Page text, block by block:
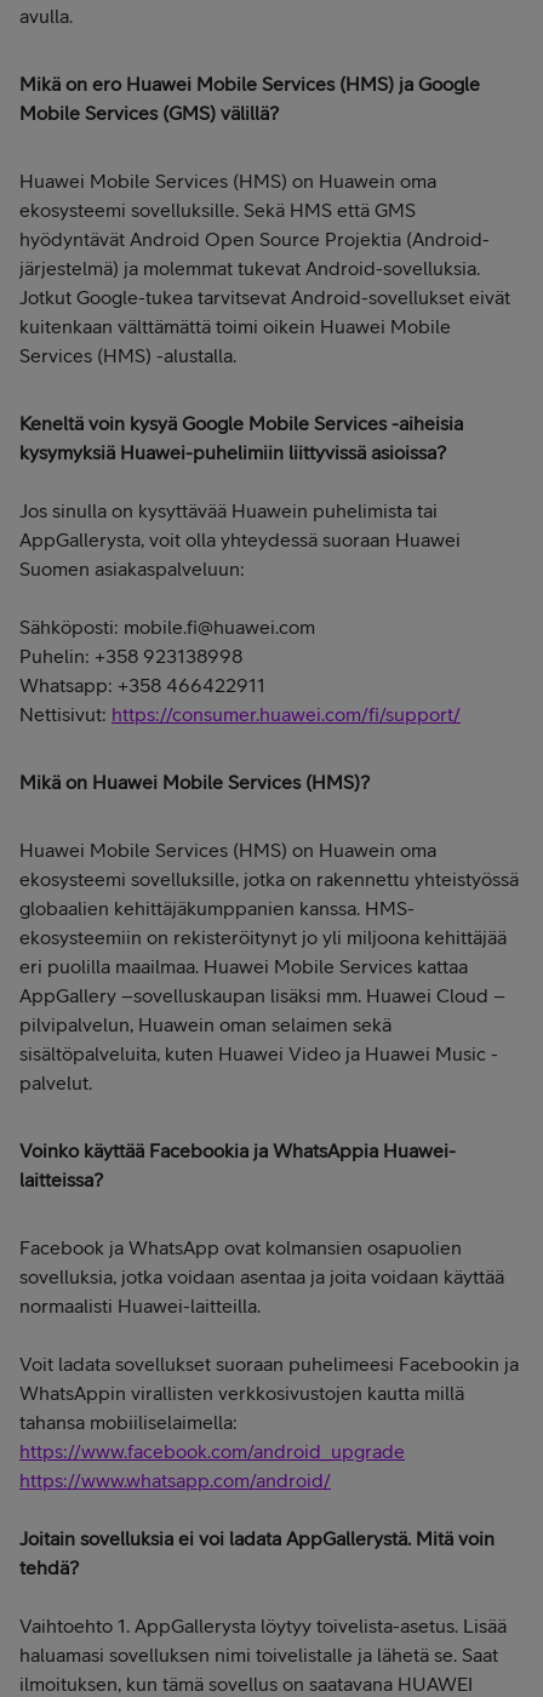
avulla.
Mikä on ero Huawei Mobile Services (HMS) ja Google
Mobile Services (GMS) välillä?
Huawei Mobile Services (HMS) on Huawein oma
ekosysteemi sovelluksille. Sekä HMS että GMS
hyödyntävät Android Open Source Projektia (Android-
järjestelmä) ja molemmat tukevat Android-sovelluksia.
Jotkut Google-tukea tarvitsevat Android-sovellukset eivät
kuitenkaan välttämättä toimi oikein Huawei Mobile
Services (HMS) -alustalla.
Keneltä voin kysyä Google Mobile Services -aiheisia
kysymyksiä Huawei-puhelimiin liittyvissä asioissa?
Jos sinulla on kysyttävää Huawein puhelimista tai
AppGallerysta, voit olla yhteydessä suoraan Huawei
Suomen asiakaspalveluun:
Sähköposti: mobile.fi@huawei.com
Puhelin: +358 923138998
Whatsapp: +358 466422911
Nettisivut: https://consumer.huawei.com/fi/support/
Mikä on Huawei Mobile Services (HMS)?
Huawei Mobile Services (HMS) on Huawein oma
ekosysteemi sovelluksille, jotka on rakennettu yhteistyössä
globaalien kehittäjäkumppanien kanssa. HMS-
ekosysteemiin on rekisteröitynyt jo yli miljoona kehittäjää
eri puolilla maailmaa. Huawei Mobile Services kattaa
AppGallery –sovelluskaupan lisäksi mm. Huawei Cloud –
pilvipalvelun, Huawein oman selaimen sekä
sisältöpalveluita, kuten Huawei Video ja Huawei Music -
palvelut.
Voinko käyttää Facebookia ja WhatsAppia Huawei-
laitteissa?
Facebook ja WhatsApp ovat kolmansien osapuolien
sovelluksia, jotka voidaan asentaa ja joita voidaan käyttää
normaalisti Huawei-laitteilla.
Voit ladata sovellukset suoraan puhelimeesi Facebookin ja
WhatsAppin virallisten verkkosivustojen kautta millä
tahansa mobiiliselaimella:
https://www.facebook.com/android_upgrade
https://www.whatsapp.com/android/
Joitain sovelluksia ei voi ladata AppGallerystä. Mitä voin
tehdä?
Vaihtoehto 1. AppGallerysta löytyy toivelista-asetus. Lisää
haluamasi sovelluksen nimi toivelistalle ja lähetä se. Saat
ilmoituksen, kun tämä sovellus on saatavana HUAWEI